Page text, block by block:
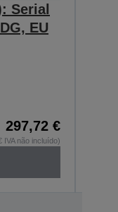
Serial
EU
297,72 €
IVA não incluído)